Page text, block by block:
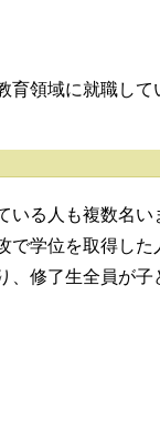
領域に就職して
いる人も複数名い
で学位を取得した
、修了生全員が子